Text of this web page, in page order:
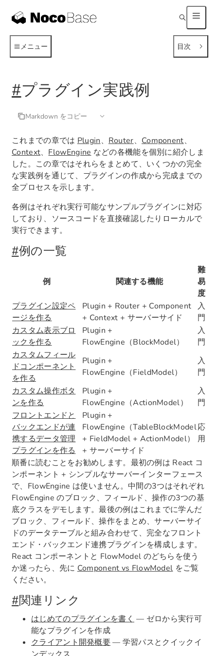
メニュー 目次
#プラグイン実践例
Markdown をコピー
これまでの章では Plugin、 Router、 Component、
Context、 FlowEngine などの各機能を個別に紹介しま
した。この章ではそれらをまとめて、いくつかの完全
な実践例を通じて、プラグインの作成から完成までの
全プロセスを示します。
各例はそれぞれ実行可能なサンプルプラグインに対応
しており、ソースコードを直接確認したりローカルで
実行できます。
#例の一覧
例 関連する機能
難
易
度
プラグイン設定ペ
ージを作る
Plugin + Router + Component
+ Context + サーバーサイド
入
門
カスタム表示ブロ
ックを作る
Plugin +
FlowEngine（BlockModel）
入
門
カスタムフィール
ドコンポーネント
を作る
Plugin +
FlowEngine（FieldModel）
入
門
カスタム操作ボタ
ンを作る
Plugin +
FlowEngine（ActionModel）
入
門
フロントエンドと
バックエンドが連
携するデータ管理
プラグインを作る
Plugin +
FlowEngine（TableBlockModel
+ FieldModel + ActionModel）
+ サーバーサイド
応
用
順番に読むことをお勧めします。最初の例は React コ
ンポーネント + シンプルなサーバーインターフェース
で、FlowEngine は使いません。中間の3つはそれぞれ
FlowEngine のブロック、フィールド、操作の3つの基
底クラスをデモします。最後の例はこれまでに学んだ
ブロック、フィールド、操作をまとめ、サーバーサイ
ドのデータテーブルと組み合わせて、完全なフロント
エンド・バックエンド連携プラグインを構成します。
React コンポーネントと FlowModel のどちらを使う
か迷ったら、先に Component vs FlowModel をご覧
ください。
#関連リンク
はじめてのプラグインを書く — ゼロから実行可
能なプラグインを作成
クライアント開発概要— 学習パスとクイックイ